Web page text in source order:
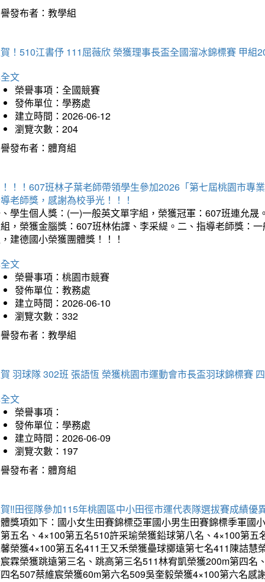
發布者：教學組
！510江書伃 111屈薇欣 榮獲理事長盃全國溜冰錦標賽 甲組
文
榮譽事項：全國競賽
發佈單位：學務處
建立時間：2026-06-12
瀏覽次數：204
發布者：體育組
！！607班林子葉老師帶領學生參加2026「第七屆桃園市專
老師獎，感謝為校爭光！！！
學生個人獎：(一)一般英文單字組，榮獲冠軍：607班連允
，榮獲金腦獎：607班林佑譯、李采緹。二、指導老師獎：
建德國小榮獲團體獎！！！
文
榮譽事項：桃園市競賽
發佈單位：教務處
建立時間：2026-06-10
瀏覽次數：332
發布者：教學組
羽球隊 302班 張語恆 榮獲桃園市運動會市長盃羽球錦標賽
文
榮譽事項：
發佈單位：學務處
建立時間：2026-06-09
瀏覽次數：197
發布者：體育組
‼️田徑隊參加115年桃園區中小田徑市運代表隊選拔賽成績優
獎項如下：國小女生田賽錦標亞軍國小男生田賽錦標季軍國
五名、4×100第五名510許采瑜榮獲鉛球第八名、4×100第
榮獲4×100第五名411王又禾榮獲壘球擲遠第七名411陳詰
霖榮獲跳遠第三名、跳高第三名511林宥凱榮獲200m第四
名507蔡維宸榮獲60m第六名509吳奎毅榮獲4×100第六名